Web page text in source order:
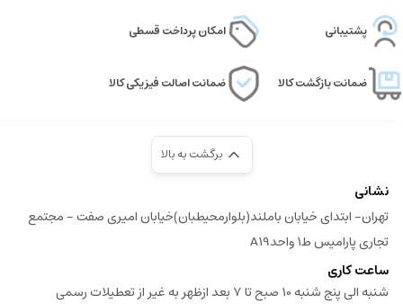
پشتیبانی امکان پرداخت قسطی
ضمانت بازگشت کالا ضمانت اصالت فیزیکی کالا
برگشت به بالا
نشانی
تهران- ابتدای خیابان باملند(بلوارمحیطبان)خیابان امیری صفت - مجتمع
تجاری پارامیس ط1 واحدA19
ساعت کاری
شنبه الی پنج شنبه 10 صبح تا 7 بعد ازظهر به غیر از تعطیلات رسمی